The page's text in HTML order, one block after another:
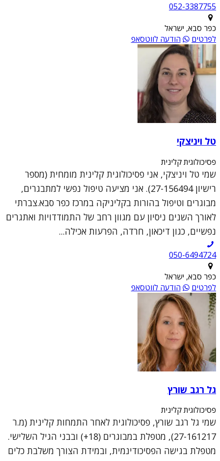
052-3387755
כפר סבא, ישראל
לפרטים
הודעה לווטסאפ
טל ויניצקי
פסיכולוגית קלינית
שמי טל ויניצקי, אני פסיכולוגית קלינית מומחית (מספר
רישיון 27-156494). אני מציעה טיפול נפשי למתבגרים,
מבוגרים וטיפול בהורות בקליניקה במרכז כפר סבא.צברתי
לאורך השנים ניסיון עם מגוון רחב של התמודדויות ואתגרים
נפשיים, כגון דיכאון, חרדה, הפרעות אכילה...
050-6494724
כפר סבא, ישראל
לפרטים
הודעה לווטסאפ
גל רגב שורץ
פסיכולוגית קלינית
שמי גל רגב שורץ, פסיכולוגית לאחר התמחות קלינית (מ.ר
27-161217), מטפלת במבוגרים (18+) ובבני הגיל השלישי.
מטפלת בגישה הפסיכודינמית, ובמידת הצורך משלבת כלים